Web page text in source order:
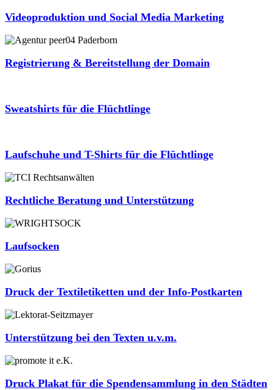
Videoproduktion und Social Media Marketing
Registrierung & Bereitstellung der Domain
Sweatshirts für die Flüchtlinge
Laufschuhe und T-Shirts für die Flüchtlinge
Rechtliche Beratung und Unterstützung
Laufsocken
Druck der Textiletiketten und der Info-Postkarten
Unterstützung bei den Texten u.v.m.
Druck Plakat für die Spendensammlung in den Städten